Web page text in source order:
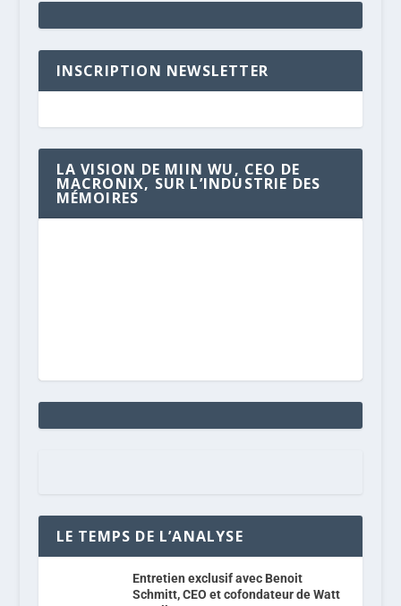
INSCRIPTION NEWSLETTER
LA VISION DE MIIN WU, CEO DE
MACRONIX, SUR L’INDUSTRIE DES
MÉMOIRES
LE TEMPS DE L’ANALYSE
Entretien exclusif avec Benoit
Schmitt, CEO et cofondateur de Watt